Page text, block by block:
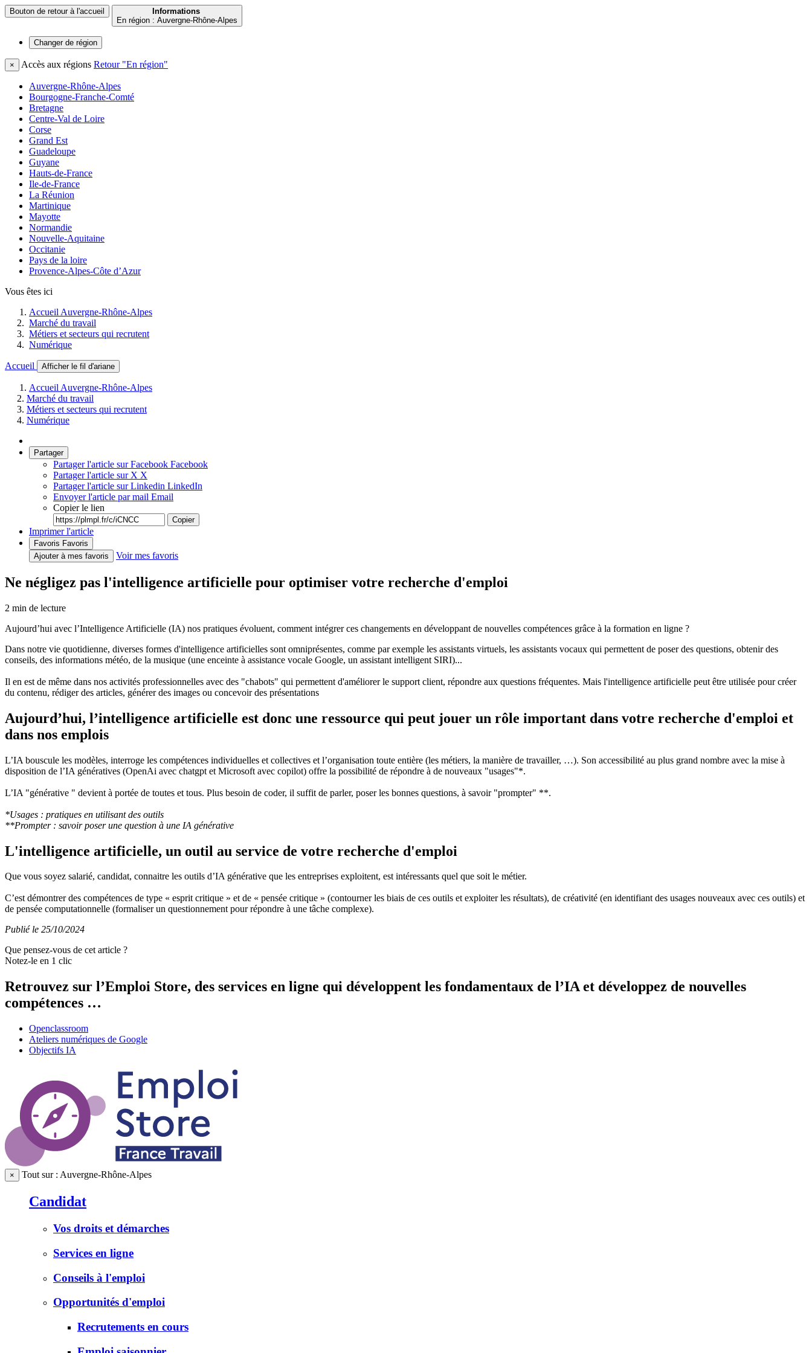
Bouton de retour à l'accueil
Informations
En région : Auvergne-Rhône-Alpes
Changer de région
× Accès aux régions Retour "En région"
Auvergne-Rhône-Alpes
Bourgogne-Franche-Comté
Bretagne
Centre-Val de Loire
Corse
Grand Est
Guadeloupe
Guyane
Hauts-de-France
Ile-de-France
La Réunion
Martinique
Mayotte
Normandie
Nouvelle-Aquitaine
Occitanie
Pays de la loire
Provence-Alpes-Côte d’Azur
Vous êtes ici
Accueil Auvergne-Rhône-Alpes
Marché du travail
Métiers et secteurs qui recrutent
Numérique
Accueil Afficher le fil d'ariane
Accueil Auvergne-Rhône-Alpes
Marché du travail
Métiers et secteurs qui recrutent
Numérique
Partager
Partager l'article sur Facebook Facebook
Partager l'article sur X X
Partager l'article sur Linkedin LinkedIn
Envoyer l'article par mail Email
Copier le lien
Copier
Imprimer l'article
Favoris Favoris
Ajouter à mes favoris
Voir mes favoris
Ne négligez pas l'intelligence artificielle pour optimiser votre recherche d'emploi
2 min de lecture
Aujourd’hui avec l’Intelligence Artificielle (IA) nos pratiques évoluent, comment intégrer ces changements en développant de nouvelles compétences grâce à la formation en ligne ?
Dans notre vie quotidienne, diverses formes d'intelligence artificielles sont omniprésentes, comme par exemple les assistants virtuels, les assistants vocaux qui permettent de poser des questions, obtenir des
conseils, des informations météo, de la musique (une enceinte à assistance vocale Google, un assistant intelligent SIRI)...
Il en est de même dans nos activités professionnelles avec des "chabots" qui permettent d'améliorer le support client, répondre aux questions fréquentes. Mais l'intelligence artificielle peut être utilisée pour créer
du contenu, rédiger des articles, générer des images ou concevoir des présentations
Aujourd’hui, l’intelligence artificielle est donc une ressource qui peut jouer un rôle important dans votre recherche d'emploi et
dans nos emplois
L’IA bouscule les modèles, interroge les compétences individuelles et collectives et l’organisation toute entière (les métiers, la manière de travailler, …). Son accessibilité au plus grand nombre avec la mise à
disposition de l’IA génératives (OpenAi avec chatgpt et Microsoft avec copilot) offre la possibilité de répondre à de nouveaux "usages"*.
L’IA "générative " devient à portée de toutes et tous. Plus besoin de coder, il suffit de parler, poser les bonnes questions, à savoir "prompter" **.
*Usages : pratiques en utilisant des outils
**Prompter : savoir poser une question à une IA générative
L'intelligence artificielle, un outil au service de votre recherche d'emploi
Que vous soyez salarié, candidat, connaitre les outils d’IA générative que les entreprises exploitent, est intéressants quel que soit le métier.
C’est démontrer des compétences de type « esprit critique » et de « pensée critique » (contourner les biais de ces outils et exploiter les résultats), de créativité (en identifiant des usages nouveaux avec ces outils) et
de pensée computationnelle (formaliser un questionnement pour répondre à une tâche complexe).
Publié le 25/10/2024
Que pensez-vous de cet article ?
Notez-le en 1 clic
Retrouvez sur l’Emploi Store, des services en ligne qui développent les fondamentaux de l’IA et développez de nouvelles
compétences …
Openclassroom
Ateliers numériques de Google
Objectifs IA
× Tout sur : Auvergne-Rhône-Alpes
Candidat
Vos droits et démarches
Services en ligne
Conseils à l'emploi
Opportunités d'emploi
Recrutements en cours